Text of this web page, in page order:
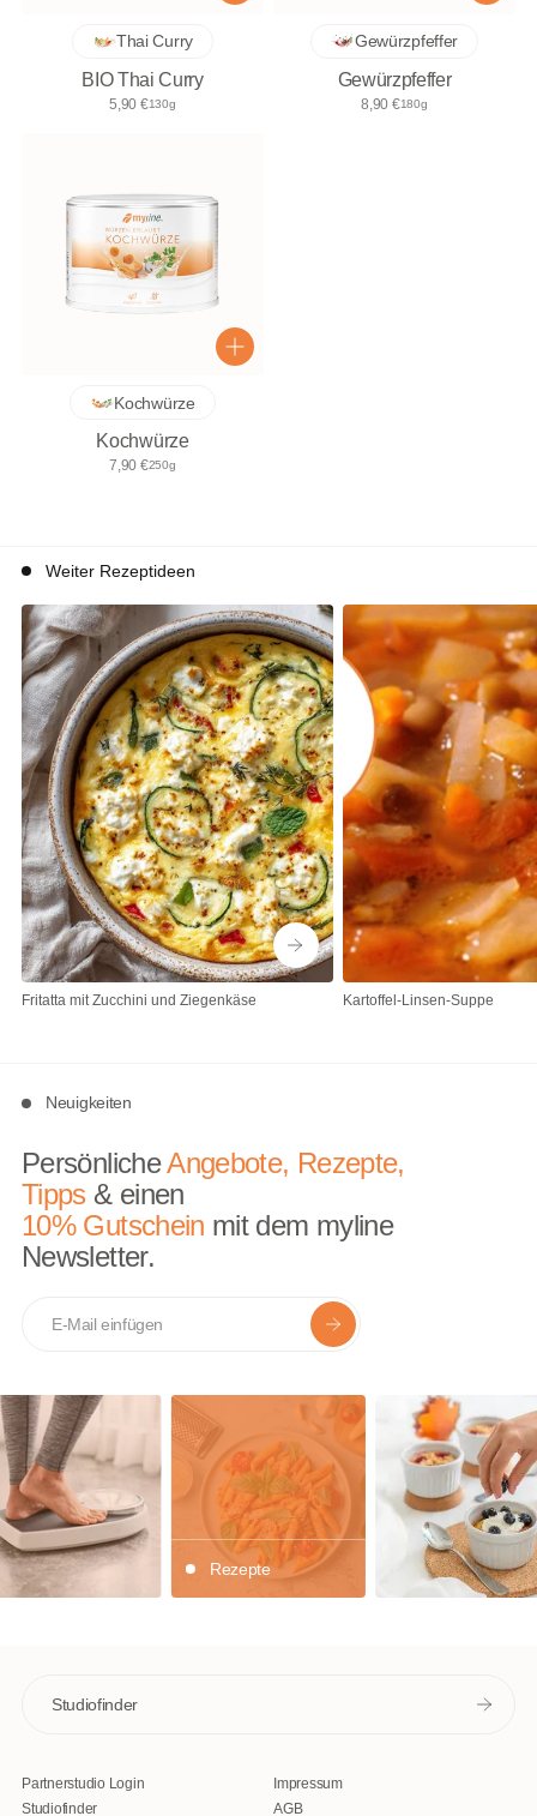
Thai Curry
BIO Thai Curry
5,90 €130g
Gewürzpfeffer
Gewürzpfeffer
8,90 €180g
Kochwürze
Kochwürze
7,90 €250g
Weiter Rezeptideen
Fritatta mit Zucchini und Ziegenkäse Kartoffel-Linsen-Suppe
Neuigkeiten
PersönlicheAngebote, Rezepte,
Tipps & einen
10% Gutschein mit dem myline
Newsletter.
Rezepte
Studiofinder
Partnerstudio Login
Studiofinder
Impressum
AGB